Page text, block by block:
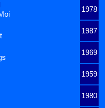
1978
1987
1969
1959
1980